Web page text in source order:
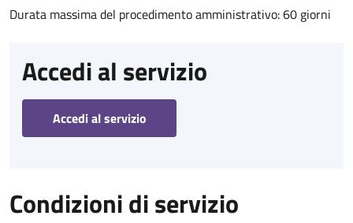
Durata massima del procedimento amministrativo: 60 giorni
Accedi al servizio
Accedi al servizio
Condizioni di servizio